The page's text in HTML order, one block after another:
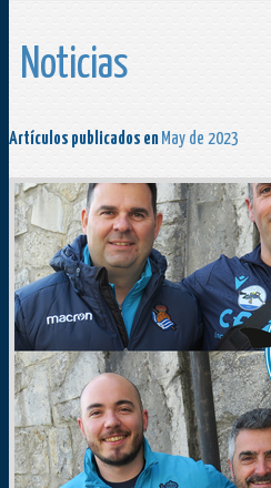
Noticias
Artículos publicados en May de 2023